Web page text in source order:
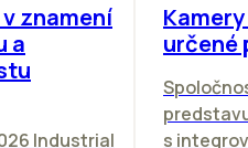
znamení
a
Industrial
určené
s